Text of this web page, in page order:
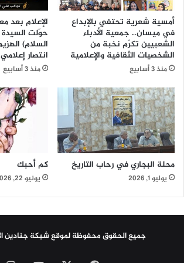
ط
ن
ي
ن
و
ب
ر
ع
ا
ي
ة
ر
س
م
ة
ا
ت
ا
ل
م
ح
د
ة
:
م
ص
ا
ف
ة
ع
أمسية شعرية تحتفي بالإبداع
في ميسان.. جمعية الأدباء
الشعبيين تكرّم نخبة من
الشخصيات الثقافية والإعلامية
منذ 3 أسابيع
الإعلام بعد
حوّلت السيدة
السلام)
انتصار
منذ 3 أسابيع
محلة البجاري في رحاب التاريخ
يوليو 1, 2026
كم أحبك
يونيو 22, 2026
جميع الحقوق محفوظة لموقع شبكة جنادين